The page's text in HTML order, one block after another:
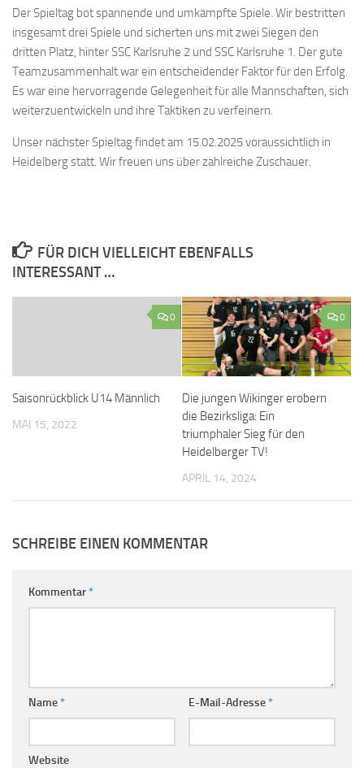
Der Spieltag bot spannende und umkämpfte Spiele. Wir bestritten
insgesamt drei Spiele und sicherten uns mit zwei Siegen den
dritten Platz, hinter SSC Karlsruhe 2 und SSC Karlsruhe 1. Der gute
Teamzusammenhalt war ein entscheidender Faktor für den Erfolg.
Es war eine hervorragende Gelegenheit für alle Mannschaften, sich
weiterzuentwickeln und ihre Taktiken zu verfeinern.
Unser nächster Spieltag findet am 15.02.2025 voraussichtlich in
Heidelberg statt. Wir freuen uns über zahlreiche Zuschauer.
FÜR DICH VIELLEICHT EBENFALLS
INTERESSANT …
0
Saisonrückblick U14 Männlich
MAI 15, 2022
0
Die jungen Wikinger erobern
die Bezirksliga: Ein
triumphaler Sieg für den
Heidelberger TV!
APRIL 14, 2024
SCHREIBE EINEN KOMMENTAR
Kommentar*
Name* E-Mail-Adresse*
Website